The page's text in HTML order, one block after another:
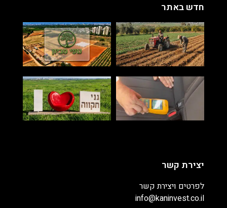
חדש באתר
יצירת קשר
לפרטים ויצירת קשר
info@kaninvest.co.il